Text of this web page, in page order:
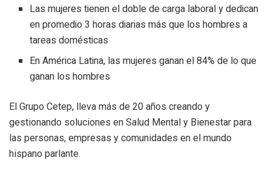
Las mujeres tienen el doble de carga laboral y dedican
en promedio 3 horas diarias más que los hombres a
tareas domésticas
En América Latina, las mujeres ganan el 84% de lo que
ganan los hombres
El Grupo Cetep, lleva más de 20 años creando y
gestionando soluciones en Salud Mental y Bienestar para
las personas, empresas y comunidades en el mundo
hispano parlante.